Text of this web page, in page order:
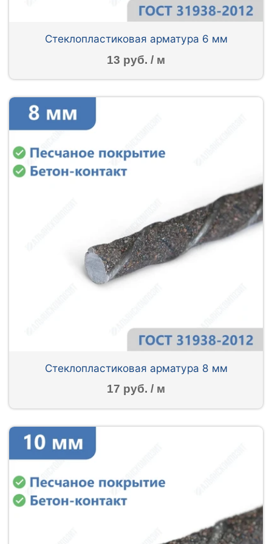
Стеклопластиковая арматура 6 мм
13 руб. / м
Стеклопластиковая арматура 8 мм
17 руб. / м